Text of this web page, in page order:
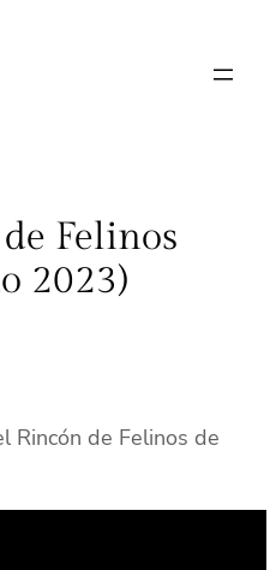
Felinos
2023)
Rincón de Felinos de